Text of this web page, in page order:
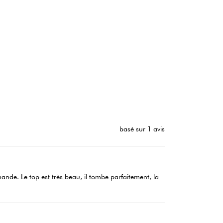
basé sur 1 avis
Le top est très beau, il tombe parfaitement, la